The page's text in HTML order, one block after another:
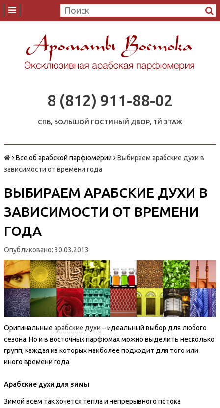
8 (812) 911-88-02
СПБ, БОЛЬШОЙ ГОСТИНЫЙ ДВОР, 1Й ЭТАЖ
Все об арабской парфюмерии
Выбираем арабские духи в
зависимости от времени года
ВЫБИРАЕМ АРАБСКИЕ ДУХИ В
ЗАВИСИМОСТИ ОТ ВРЕМЕНИ
ГОДА
Опубликовано: 30.03.2013
Оригинальные арабские духи – идеальный выбор для любого
сезона. Но и в восточных парфюмах можно выделить несколько
групп, каждая из которых наиболее подходит для того или
иного времени года.
Арабские духи для зимы
Зимой всем так хочется тепла и непрерывного потока